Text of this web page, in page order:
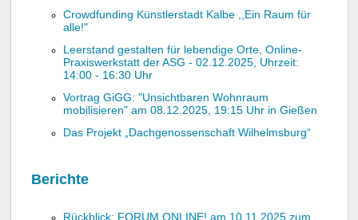
Crowdfunding Künstlerstadt Kalbe ,,Ein Raum für
alle!"
Leerstand gestalten für lebendige Orte, Online-
Praxiswerkstatt der ASG - 02.12.2025, Uhrzeit:
14:00 - 16:30 Uhr
Vortrag GiGG: "Unsichtbaren Wohnraum
mobilisieren" am 08.12.2025, 19:15 Uhr in Gießen
Das Projekt „Dachgenossenschaft Wilhelmsburg“
Berichte
Rückblick: FORUM ONLINE! am 10.11.2025 zum